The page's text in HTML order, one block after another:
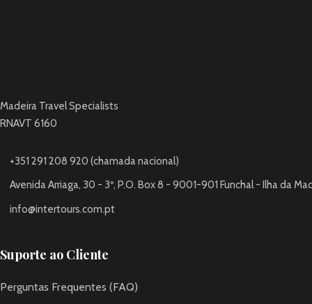
Madeira Travel Specialists
RNAVT 6160
+351 291 208 920 (chamada nacional)
Avenida Arriaga, 30 - 3º, P.O. Box 8 - 9001-901 Funchal - Ilha da
info@intertours.com.pt
Suporte ao Cliente
Perguntas Frequentes (FAQ)